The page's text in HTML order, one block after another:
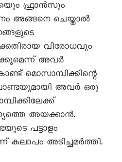
ഫ്രാൻസും
അങ്ങനെ ചെയ്താൽ
വിരോധവും
അവർ
മൊസാമ്പിക്കിന്റെ
അവർ ഒരു
അയക്കാൻ.
പട്ടാളം
കലാപം അടിച്ചമർത്തി.